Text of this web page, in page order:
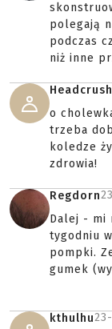
polegają
podczas
niż inne
o
trzeba
koledze
zdrowia!
Regdorn
Dalej - mi
tygodniu
pompki.
gumek
kthulhu